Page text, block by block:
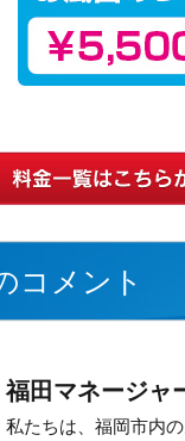
コメント
福田マネージャ
私たちは、福岡市内